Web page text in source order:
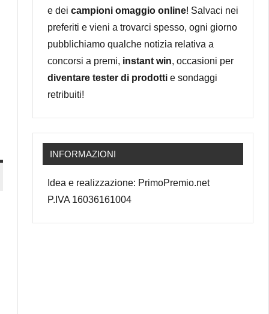
e dei campioni omaggio online! Salvaci nei
preferiti e vieni a trovarci spesso, ogni giorno
pubblichiamo qualche notizia relativa a
concorsi a premi, instant win, occasioni per
diventare tester di prodotti e sondaggi
retribuiti!
INFORMAZIONI
Idea e realizzazione: PrimoPremio.net
P.IVA 16036161004